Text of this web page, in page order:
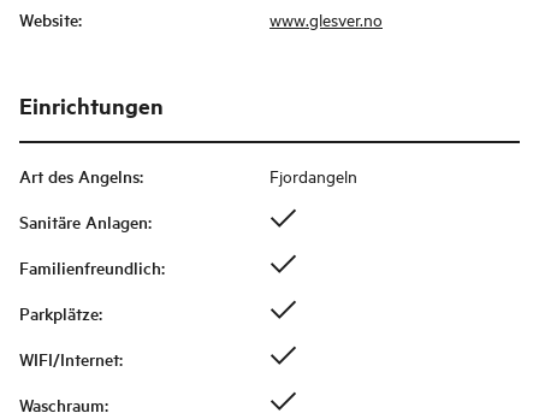
Website: www.glesver.no
Einrichtungen
Art des Angelns: Fjordangeln
Sanitäre Anlagen:
Familienfreundlich:
Parkplätze:
WIFI/Internet:
Waschraum: